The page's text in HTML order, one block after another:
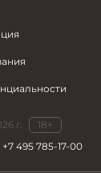
г.
18+
+7 495 785-17-00